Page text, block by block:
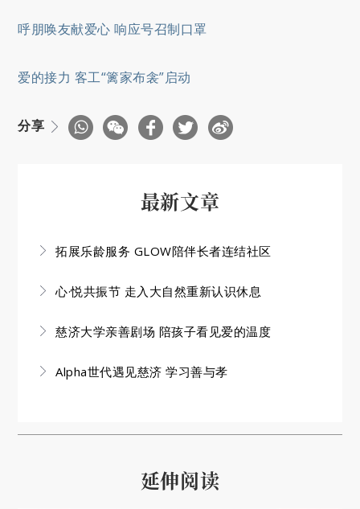
呼朋唤友献爱心 响应号召制口罩
爱的接力 客工“篱家布衾”启动
分享
最新文章
拓展乐龄服务 GLOW陪伴长者连结社区
心·悦共振节 走入大自然重新认识休息
慈济大学亲善剧场 陪孩子看见爱的温度
Alpha世代遇见慈济 学习善与孝
延伸阅读